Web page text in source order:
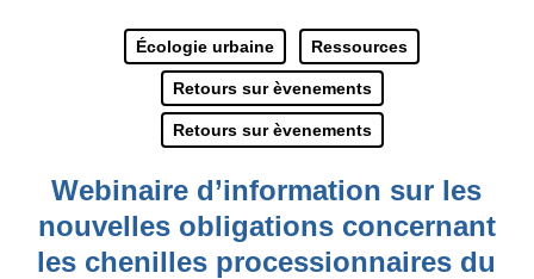
Écologie urbaine Ressources
Retours sur èvenements
Retours sur èvenements
Webinaire d’information sur les
nouvelles obligations concernant
les chenilles processionnaires du